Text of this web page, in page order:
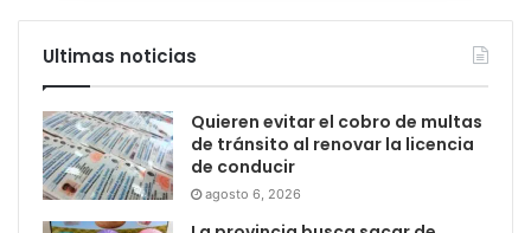
Ultimas noticias
Quieren evitar el cobro de multas
de tránsito al renovar la licencia
de conducir
agosto 6, 2026